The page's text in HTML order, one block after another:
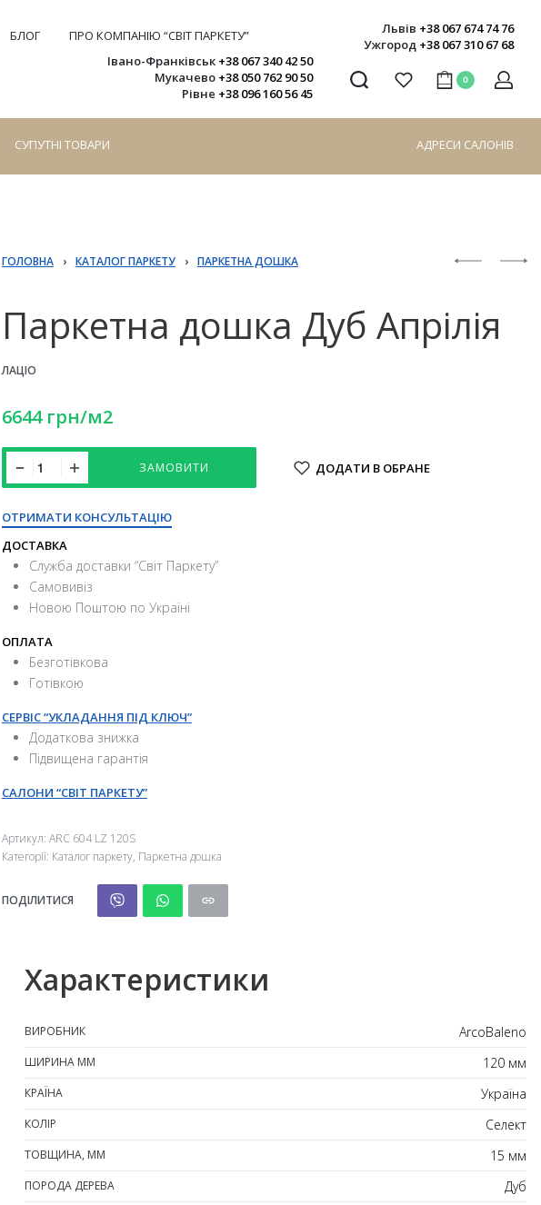
БЛОГ ПРО КОМПАНІЮ “СВІТ ПАРКЕТУ” Львів +38 067 674 74 76
Ужгород +38 067 310 67 68
Івано-Франківськ +38 067 340 42 50
Мукачево +38 050 762 90 50
Рівне +38 096 160 56 45
0
СУПУТНІ ТОВАРИ АДРЕСИ САЛОНІВ
ГОЛОВНА › КАТАЛОГ ПАРКЕТУ › ПАРКЕТНА ДОШКА
Паркетна дошка Дуб Апрілія
ЛАЦІО
6644грн/м2
ЗАМОВИТИ ДОДАТИ В ОБРАНЕ
ОТРИМАТИ КОНСУЛЬТАЦІЮ
ДОСТАВКА
Служба доставки “Свiт Паркету”
Самовивіз
Новою Поштою по Україні
ОПЛАТА
Безготівкова
Готівкою
СЕРВІС “УКЛАДАННЯ ПІД КЛЮЧ”
Додаткова знижка
Підвищена гарантія
САЛОНИ “СВІТ ПАРКЕТУ”
Артикул: ARC 604 LZ 120S
Категорії: Каталог паркету, Паркетна дошка
ПОДІЛИТИСЯ
Характеристики
ВИРОБНИК ArcoBaleno
ШИРИНА ММ 120 мм
КРАЇНА Україна
КОЛІР Селект
ТОВЩИНА, ММ 15 мм
ПОРОДА ДЕРЕВА Дуб